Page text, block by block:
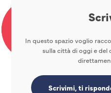
In questo spazio voglio
sulla città di oggi e
Scrivimi, ti